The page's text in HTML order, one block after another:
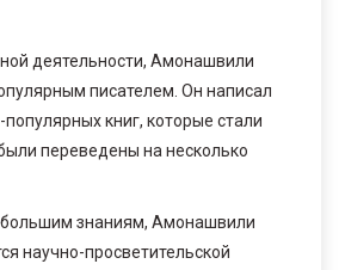
деятельности, Амонашвили
писателем. Он написал
книг, которые стали
переведены на несколько
знаниям, Амонашвили
научно-просветительской